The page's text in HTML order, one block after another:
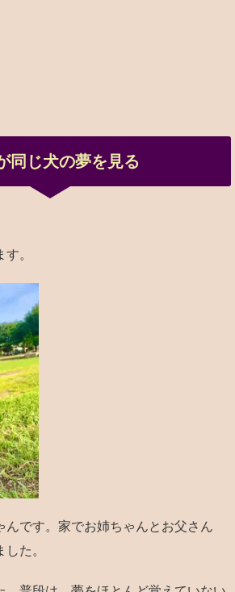
同じ犬の夢を見る
。
んです。家でお姉ちゃんとお父さん
た。